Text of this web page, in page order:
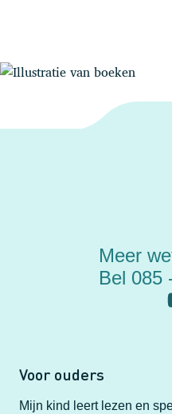
Meer
Bel 085
Voor ouders
Mijn kind leert lezen en